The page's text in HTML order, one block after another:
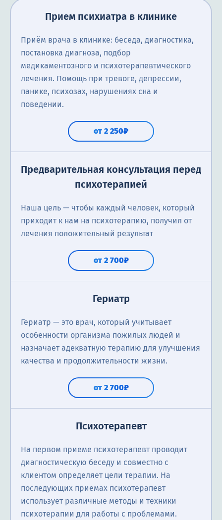
Прием психиатра в клинике
Приём врача в клинике: беседа, диагностика,
постановка диагноза, подбор
медикаментозного и психотерапевтического
лечения. Помощь при тревоге, депрессии,
панике, психозах, нарушениях сна и
поведении.
от 2 250₽
Предварительная консультация перед
психотерапией
Наша цель — чтобы каждый человек, который
приходит к нам на психотерапию, получил от
лечения положительный результат
от 2 700₽
Гериатр
Гериатр — это врач, который учитывает
особенности организма пожилых людей и
назначает адекватную терапию для улучшения
качества и продолжительности жизни.
от 2 700₽
Психотерапевт
На первом приеме психотерапевт проводит
диагностическую беседу и совместно с
клиентом определяет цели терапии. На
последующих приемах психотерапевт
использует различные методы и техники
психотерапии для работы с проблемами.